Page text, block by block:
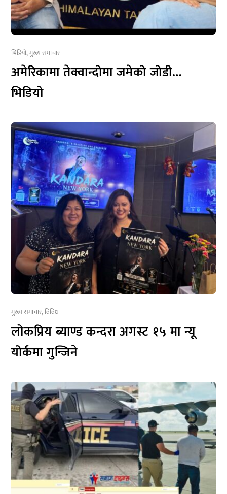
भिडियो,मुख्य समाचार
अमेरिकामा तेक्वान्दोमा जमेको जोडी…
भिडियो
मुख्य समाचार,विविध
लोकप्रिय ब्याण्ड कन्दरा अगस्ट १५ मा न्यू
योर्कमा गुन्जिने